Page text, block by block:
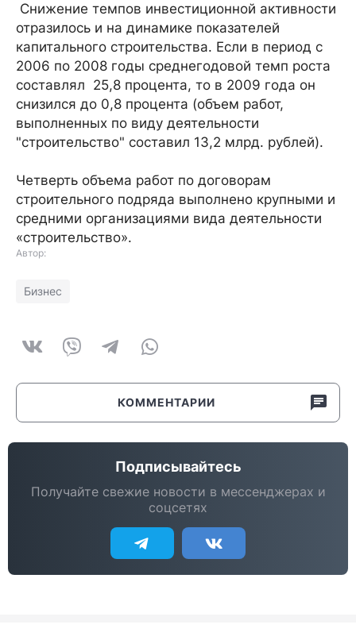
Снижение темпов инвестиционной активности
отразилось и на динамике показателей
капитального строительства. Если в период с
2006 по 2008 годы среднегодовой темп роста
составлял 25,8 процента, то в 2009 года он
снизился до 0,8 процента (объем работ,
выполненных по виду деятельности
"строительство" составил 13,2 млрд. рублей).
Четверть объема работ по договорам
строительного подряда выполнено крупными и
средними организациями вида деятельности
«строительство».
Автор:
Бизнес
КОММЕНТАРИИ
Подписывайтесь
Получайте свежие новости в мессенджерах и
соцсетях